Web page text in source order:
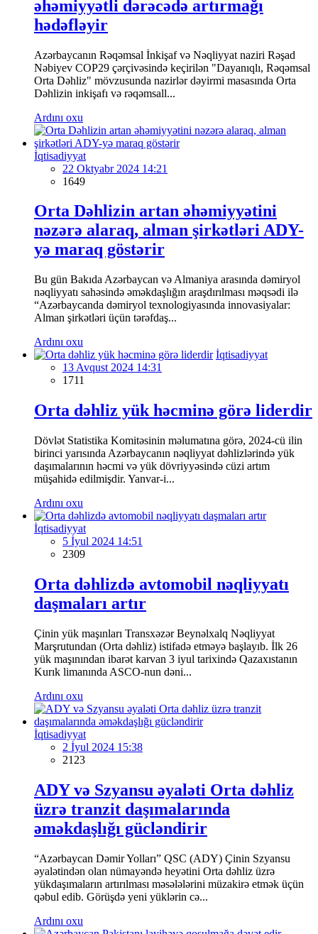
əhəmiyyətli dərəcədə artırmağı
hədəfləyir
Azərbaycanın Rəqəmsal İnkişaf və Nəqliyyat naziri Rəşad
Nəbiyev COP29 çərçivəsində keçirilən "Dayanıqlı, Rəqəmsal
Orta Dəhliz" mövzusunda nazirlər dəyirmi masasında Orta
Dəhlizin inkişafı və rəqəmsall...
Ardını oxu
İqtisadiyyat
22 Oktyabr 2024 14:21
1649
Orta Dəhlizin artan əhəmiyyətini
nəzərə alaraq, alman şirkətləri ADY-
yə maraq göstərir
Bu gün Bakıda Azərbaycan və Almaniya arasında dəmiryol
nəqliyyatı sahəsində əməkdaşlığın araşdırılması məqsədi ilə
“Azərbaycanda dəmiryol texnologiyasında innovasiyalar:
Alman şirkətləri üçün tərəfdaş...
Ardını oxu
İqtisadiyyat
13 Avqust 2024 14:31
1711
Orta dəhliz yük həcminə görə liderdir
Dövlət Statistika Komitəsinin məlumatına görə, 2024-cü ilin
birinci yarısında Azərbaycanın nəqliyyat dəhlizlərində yük
daşımalarının həcmi və yük dövriyyəsində cüzi artım
müşahidə edilmişdir. Yanvar-i...
Ardını oxu
İqtisadiyyat
5 İyul 2024 14:51
2309
Orta dəhlizdə avtomobil nəqliyyatı
daşmaları artır
Çinin yük maşınları Transxəzər Beynəlxalq Nəqliyyat
Marşrutundan (Orta dəhliz) istifadə etməyə başlayıb. İlk 26
yük maşınından ibarət karvan 3 iyul tarixində Qazaxıstanın
Kurık limanında ASCO-nun dəni...
Ardını oxu
İqtisadiyyat
2 İyul 2024 15:38
2123
ADY və Szyansu əyaləti Orta dəhliz
üzrə tranzit daşımalarında
əməkdaşlığı gücləndirir
“Azərbaycan Dəmir Yolları” QSC (ADY) Çinin Szyansu
əyalətindən olan nümayəndə heyətini Orta dəhliz üzrə
yükdaşımaların artırılması məsələlərini müzakirə etmək üçün
qəbul edib. Görüşdə yeni yüklərin cə...
Ardını oxu